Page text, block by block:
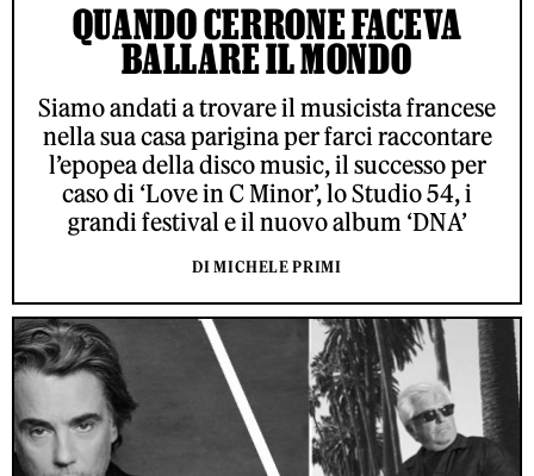
QUANDO CERRONE FACEVA
BALLARE IL MONDO
Siamo andati a trovare il musicista francese
nella sua casa parigina per farci raccontare
l’epopea della disco music, il successo per
caso di ‘Love in C Minor’, lo Studio 54, i
grandi festival e il nuovo album ‘DNA’
DI MICHELE PRIMI